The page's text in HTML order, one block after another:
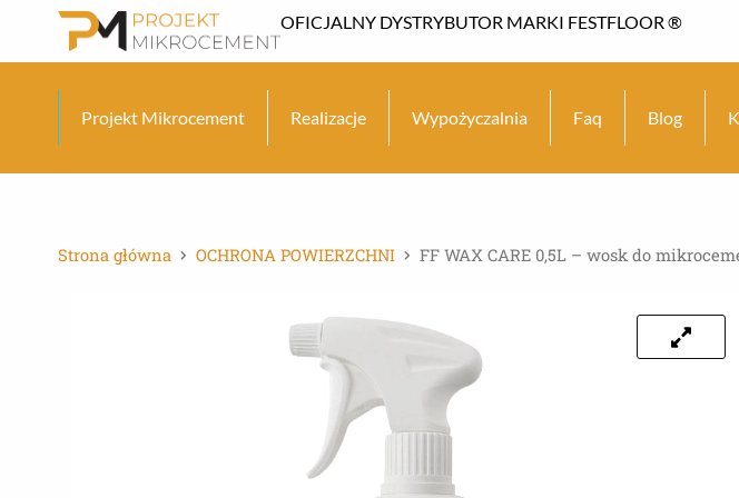
Przejdź
OFICJALNY DYSTRYBUTOR MARKI FESTFLOOR ®
Projekt Mikrocement Realizacje Wypożyczalnia Faq Blog
Strona główna OCHRONA POWIERZCHNI FF WAX CARE 0,5L – wosk do